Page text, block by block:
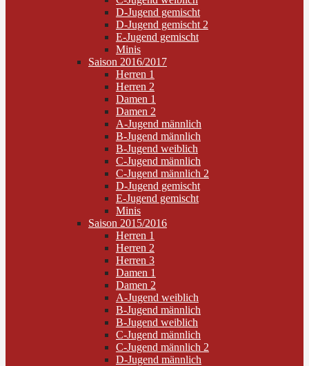
D-Jugend gemischt
D-Jugend gemischt 2
E-Jugend gemischt
Minis
Saison 2016/2017
Herren 1
Herren 2
Damen 1
Damen 2
A-Jugend männlich
B-Jugend männlich
B-Jugend weiblich
C-Jugend männlich
C-Jugend männlich 2
D-Jugend gemischt
E-Jugend gemischt
Minis
Saison 2015/2016
Herren 1
Herren 2
Herren 3
Damen 1
Damen 2
A-Jugend weiblich
B-Jugend männlich
B-Jugend weiblich
C-Jugend männlich
C-Jugend männlich 2
D-Jugend männlich